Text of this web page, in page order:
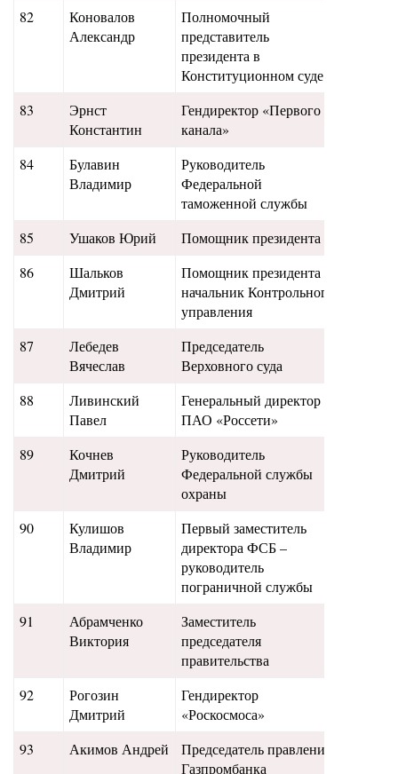
82
Коновалов
Александр
Полномочный
представитель
президента в
Конституционном суде
83
Эрнст
Константин
Гендиректор «Первого
канала»
84
Булавин
Владимир
Руководитель
Федеральной
таможенной службы
85 Ушаков Юрий Помощник президента
86
Шальков
Дмитрий
Помощник президента –
начальник Контрольного
управления
87
Лебедев
Вячеслав
Председатель
Верховного суда
88
Ливинский
Павел
Генеральный директор
ПАО «Россети»
89
Кочнев
Дмитрий
Руководитель
Федеральной службы
охраны
90
Кулишов
Владимир
Первый заместитель
директора ФСБ –
руководитель
пограничной службы
91
Абрамченко
Виктория
Заместитель
председателя
правительства
92
Рогозин
Дмитрий
Гендиректор
«Роскосмоса»
93 Акимов Андрей
Председатель правления
Газпромбанка